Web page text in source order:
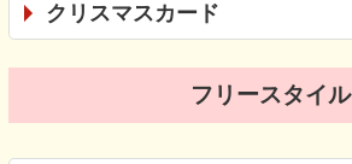
クリスマスカード
フリースタイル